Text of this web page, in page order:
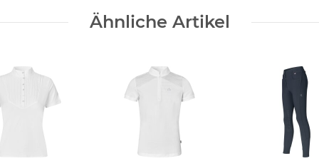
Ähnliche Artikel